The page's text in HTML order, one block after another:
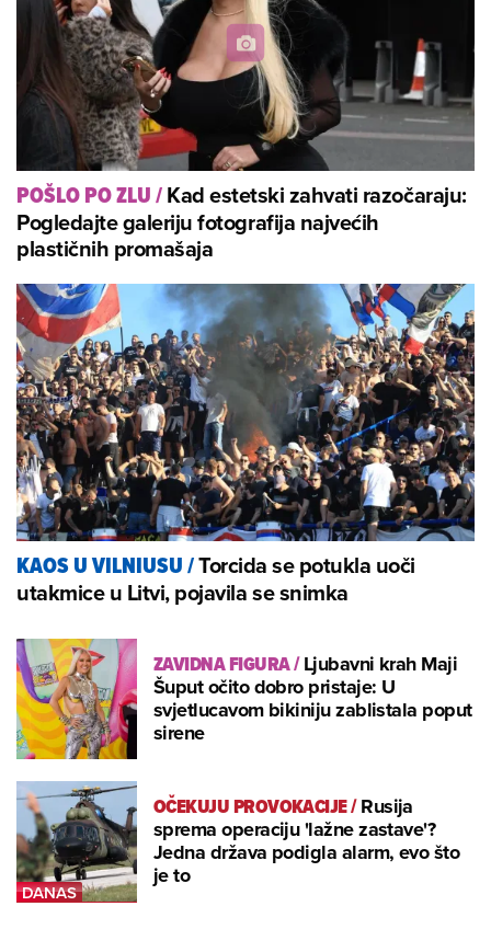
POŠLO PO ZLU/Kad estetski zahvati razočaraju:
Pogledajte galeriju fotografija najvećih
plastičnih promašaja
KAOS U VILNIUSU/Torcida se potukla uoči
utakmice u Litvi, pojavila se snimka
ZAVIDNA FIGURA/Ljubavni krah Maji
Šuput očito dobro pristaje: U
svjetlucavom bikiniju zablistala poput
sirene
OČEKUJU PROVOKACIJE/Rusija
sprema operaciju 'lažne zastave'?
Jedna država podigla alarm, evo što
je to